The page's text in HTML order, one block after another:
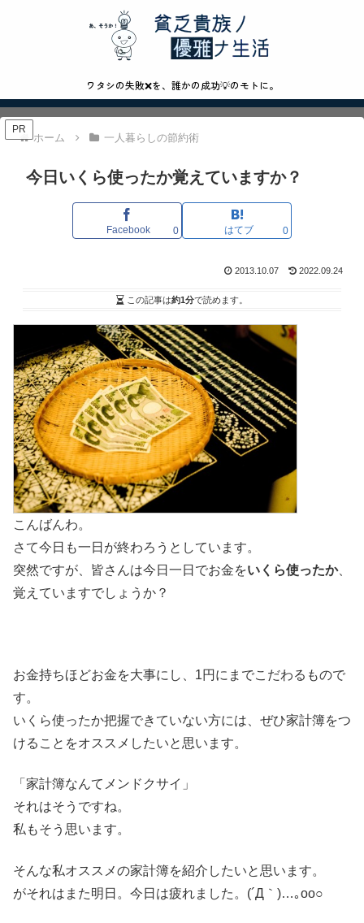
ワタシの失敗❌を、誰かの成功💡のモトに。
PR
ホーム 一人暮らしの節約術
今日いくら使ったか覚えていますか？
Facebook 0 はてブ 0
2013.10.07 2022.09.24
この記事は約1分で読めます。
こんばんわ。
さて今日も一日が終わろうとしています。
突然ですが、皆さんは今日一日でお金をいくら使ったか、
覚えていますでしょうか？
お金持ちほどお金を大事にし、1円にまでこだわるもので
す。
いくら使ったか把握できていない方には、ぜひ家計簿をつ
けることをオススメしたいと思います。
「家計簿なんてメンドクサイ」
それはそうですね。
私もそう思います。
そんな私オススメの家計簿を紹介したいと思います。
がそれはまた明日。今日は疲れました。(´Д｀)…｡oо○